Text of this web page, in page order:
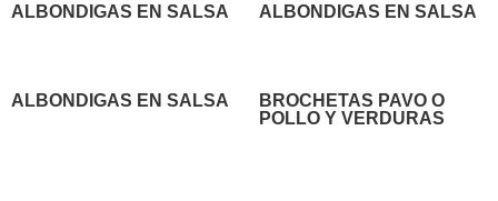
ALBONDIGAS EN SALSA ALBONDIGAS EN SALSA
ALBONDIGAS EN SALSA
BROCHETAS PAVO O
POLLO Y VERDURAS